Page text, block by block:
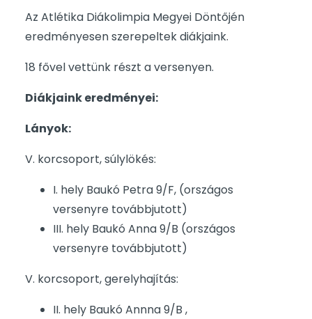
Az Atlétika Diákolimpia Megyei Döntőjén
eredményesen szerepeltek diákjaink.
18 fővel vettünk részt a versenyen.
Diákjaink eredményei:
Lányok:
V. korcsoport, súlylökés:
I. hely Baukó Petra 9/F, (országos
versenyre továbbjutott)
III. hely Baukó Anna 9/B (országos
versenyre továbbjutott)
V. korcsoport, gerelyhajítás:
II. hely Baukó Annna 9/B ,